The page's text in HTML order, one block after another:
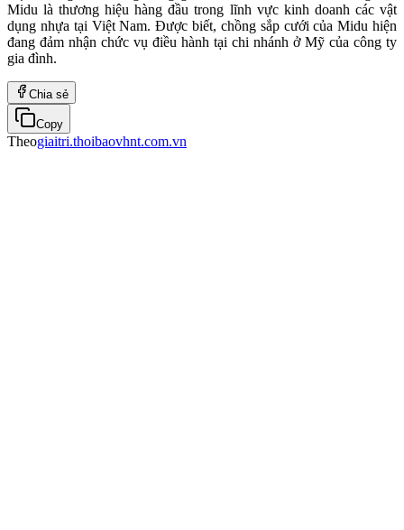
Midu là thương hiệu hàng đầu trong lĩnh vực kinh doanh các vật
dụng nhựa tại Việt Nam. Được biết, chồng sắp cưới của Midu hiện
đang đảm nhận chức vụ điều hành tại chi nhánh ở Mỹ của công ty
gia đình.
Chia sẻ
Copy
Theogiaitri.thoibaovhnt.com.vn